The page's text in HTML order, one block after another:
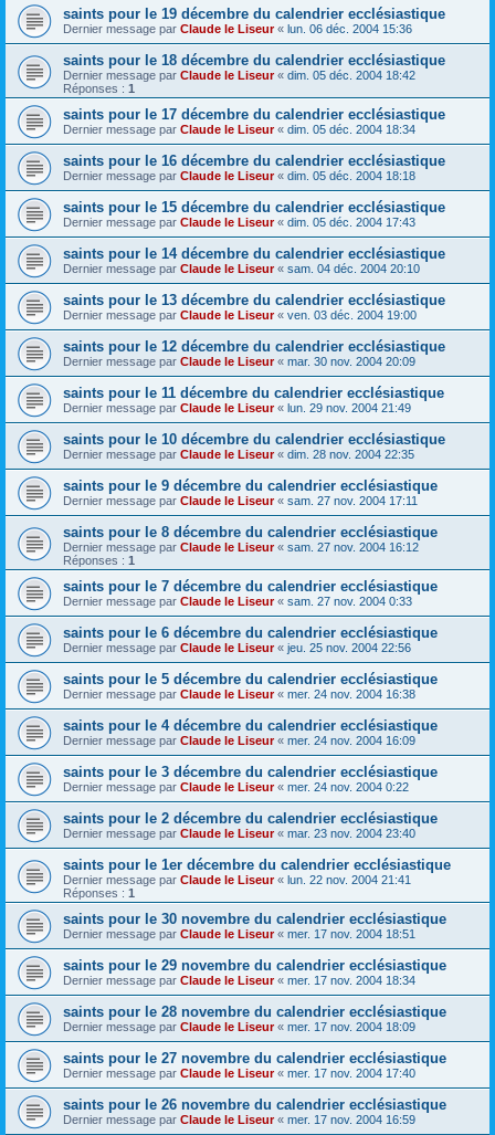
saints pour le 19 décembre du calendrier ecclésiastique
Dernier message par Claude le Liseur« lun. 06 déc. 2004 15:36
saints pour le 18 décembre du calendrier ecclésiastique
Dernier message par Claude le Liseur« dim. 05 déc. 2004 18:42
Réponses : 1
saints pour le 17 décembre du calendrier ecclésiastique
Dernier message par Claude le Liseur« dim. 05 déc. 2004 18:34
saints pour le 16 décembre du calendrier ecclésiastique
Dernier message par Claude le Liseur« dim. 05 déc. 2004 18:18
saints pour le 15 décembre du calendrier ecclésiastique
Dernier message par Claude le Liseur« dim. 05 déc. 2004 17:43
saints pour le 14 décembre du calendrier ecclésiastique
Dernier message par Claude le Liseur« sam. 04 déc. 2004 20:10
saints pour le 13 décembre du calendrier ecclésiastique
Dernier message par Claude le Liseur« ven. 03 déc. 2004 19:00
saints pour le 12 décembre du calendrier ecclésiastique
Dernier message par Claude le Liseur« mar. 30 nov. 2004 20:09
saints pour le 11 décembre du calendrier ecclésiastique
Dernier message par Claude le Liseur« lun. 29 nov. 2004 21:49
saints pour le 10 décembre du calendrier ecclésiastique
Dernier message par Claude le Liseur« dim. 28 nov. 2004 22:35
saints pour le 9 décembre du calendrier ecclésiastique
Dernier message par Claude le Liseur« sam. 27 nov. 2004 17:11
saints pour le 8 décembre du calendrier ecclésiastique
Dernier message par Claude le Liseur« sam. 27 nov. 2004 16:12
Réponses : 1
saints pour le 7 décembre du calendrier ecclésiastique
Dernier message par Claude le Liseur« sam. 27 nov. 2004 0:33
saints pour le 6 décembre du calendrier ecclésiastique
Dernier message par Claude le Liseur« jeu. 25 nov. 2004 22:56
saints pour le 5 décembre du calendrier ecclésiastique
Dernier message par Claude le Liseur« mer. 24 nov. 2004 16:38
saints pour le 4 décembre du calendrier ecclésiastique
Dernier message par Claude le Liseur« mer. 24 nov. 2004 16:09
saints pour le 3 décembre du calendrier ecclésiastique
Dernier message par Claude le Liseur« mer. 24 nov. 2004 0:22
saints pour le 2 décembre du calendrier ecclésiastique
Dernier message par Claude le Liseur« mar. 23 nov. 2004 23:40
saints pour le 1er décembre du calendrier ecclésiastique
Dernier message par Claude le Liseur« lun. 22 nov. 2004 21:41
Réponses : 1
saints pour le 30 novembre du calendrier ecclésiastique
Dernier message par Claude le Liseur« mer. 17 nov. 2004 18:51
saints pour le 29 novembre du calendrier ecclésiastique
Dernier message par Claude le Liseur« mer. 17 nov. 2004 18:34
saints pour le 28 novembre du calendrier ecclésiastique
Dernier message par Claude le Liseur« mer. 17 nov. 2004 18:09
saints pour le 27 novembre du calendrier ecclésiastique
Dernier message par Claude le Liseur« mer. 17 nov. 2004 17:40
saints pour le 26 novembre du calendrier ecclésiastique
Dernier message par Claude le Liseur« mer. 17 nov. 2004 16:59